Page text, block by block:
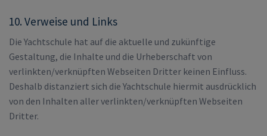
10. Verweise und Links
Die Yachtschule hat auf die aktuelle und zukünftige
Gestaltung, die Inhalte und die Urheberschaft von
verlinkten/verknüpften Webseiten Dritter keinen Einfluss.
Deshalb distanziert sich die Yachtschule hiermit ausdrücklich
von den Inhalten aller verlinkten/verknüpften Webseiten
Dritter.